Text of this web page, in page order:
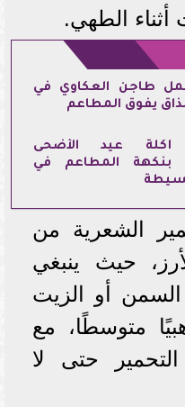
أثناء الطهي.
طاجن العكاوي في
يفوق المطاعم
أكلة عيد الأضحى
بنكهة المطاعم في
الشعرية من
حيث ينبغي
السمن أو الزيت
متوسطًا، مع
حتى لا